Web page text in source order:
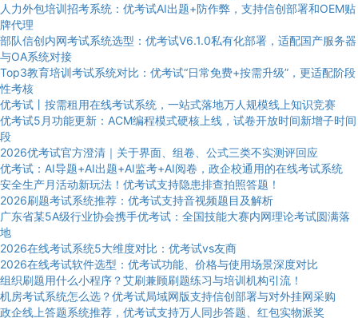
人力外包培训招考系统：优考试AI出题+防作弊，支持信创部署和OEM贴
牌代理
部队信创内网考试系统选型：优考试V6.1.0私有化部署，适配国产服务器
与OA系统对接
Top3教育培训考试系统对比：优考试“日常免费+按需升级”，更适配阶段
性考核
优考试丨按需租用在线考试系统，一站式落地万人规模线上知识竞赛
优考试5月功能更新：ACM编程模式硬核上线，试卷开放时间新增子时间
段
2026优考试官方澄清｜关于界面、组卷、公式三类不实测评回应
优考试：AI导题+AI出题+AI监考+AI阅卷，政企校通用的在线考试系统
安全生产月活动新玩法！优考试支持隐患排查拍照答题！
2026刷题考试系统推荐：优考试支持音视频题目及解析
广东省某5A级行业协会携手优考试：全国技能大赛内网理论考试圆满落
地
2026在线考试系统5大维度对比：优考试vs友商
2026在线考试软件选型：优考试功能、价格与使用场景深度对比
组织刷题用什么小程序？艾刷兼顾刷题练习与培训机构引流！
机房考试系统怎么选？优考试局域网版支持信创部署与对外挂网采购
政企线上答题系统推荐，优考试支持万人同步答题、红包实物派奖